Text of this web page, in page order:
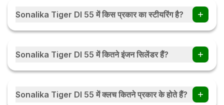
Sonalika Tiger DI 55 में किस प्रकार का स्टीयरिंग है?
Sonalika Tiger DI 55 में Power Steering हैं।
Sonalika Tiger DI 55 में कितने इंजन सिलेंडर हैं?
Sonalika Tiger DI 55 में 4 इंजन सिलेंडर हैं।
Sonalika Tiger DI 55 में क्लच कितने प्रकार के होते हैं?